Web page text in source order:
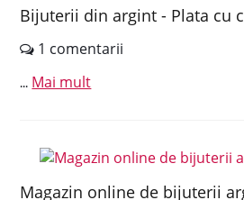
Bijuterii din argint - Plata cu
1 comentarii
... Mai mult
Magazin online de bijuterii